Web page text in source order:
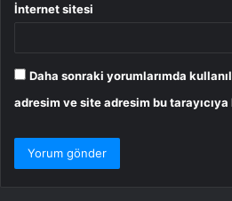
İnternet sitesi
Daha sonraki yorumlarımda
adresim ve site adresim bu